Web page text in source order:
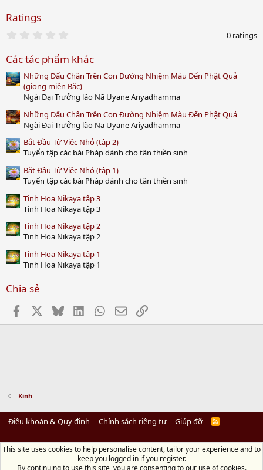
Ratings
0
t
a
r
(
s
)
0 ratings
Các tác phẩm khác
Những Dấu Chân Trên Con Đường Nhiệm Màu Đến Phật Quả
(giọng miền Bắc)
Ngài Đại Trưởng lão Nā Uyane Ariyadhamma
Những Dấu Chân Trên Con Đường Nhiệm Màu Đến Phật Quả
Ngài Đại Trưởng lão Nā Uyane Ariyadhamma
Bắt Đầu Từ Việc Nhỏ (tập 2)
Tuyển tập các bài Pháp dành cho tân thiền sinh
Bắt Đầu Từ Việc Nhỏ (tập 1)
Tuyển tập các bài Pháp dành cho tân thiền sinh
Tinh Hoa Nikaya tập 3
Tinh Hoa Nikaya tập 3
Tinh Hoa Nikaya tập 2
Tinh Hoa Nikaya tập 2
Tinh Hoa Nikaya tập 1
Tinh Hoa Nikaya tập 1
Chia sẻ
Facebook BlueskyLinkedInWhatsApp
EmailLink
Kinh
Điều khoản & Quy định Chính sách riêng tư Giúp đỡ
R
Diệu Pháp Âm
Chùa Diệu Pháp - Số 72/14 Phú Mỹ, Phú Hòa Đông, Củ Chi, TP.HCM
This site uses cookies to help personalise content, tailor your experience and to
keep you logged in if you register.
By continuing to use this site, you are consenting to our use of cookies.